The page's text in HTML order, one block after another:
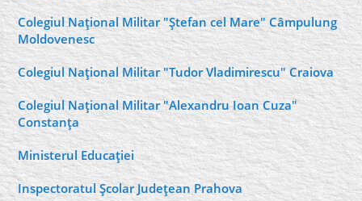
Colegiul Naţional Militar "Ştefan cel Mare" Câmpulung
Moldovenesc
Colegiul Naţional Militar "Tudor Vladimirescu" Craiova
Colegiul Naţional Militar "Alexandru Ioan Cuza"
Constanţa
Ministerul Educaţiei
Inspectoratul Şcolar Judeţean Prahova